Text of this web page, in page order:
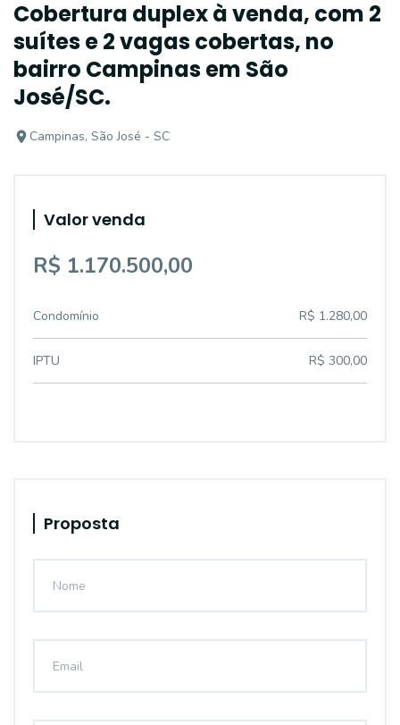
Cobertura duplex à venda, com 2
suítes e 2 vagas cobertas, no
bairro Campinas em São
José/SC.
Campinas, São José - SC
Valor venda
R$ 1.170.500,00
Condomínio R$ 1.280,00
IPTU R$ 300,00
Proposta